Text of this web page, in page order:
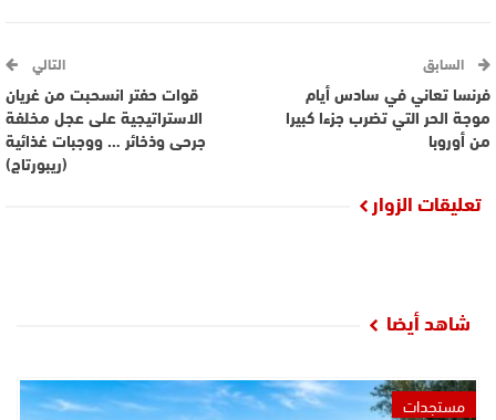
السابق
فرنسا تعاني في سادس أيام
موجة الحر التي تضرب جزءا كبيرا
من أوروبا
التالي
قوات حفتر انسحبت من غريان
الاستراتيجية على عجل مخلفة
جرحى وذخائر … ووجبات غذائية
(ريبورتاج)
تعليقات الزوار
شاهد أيضا
مستجدات